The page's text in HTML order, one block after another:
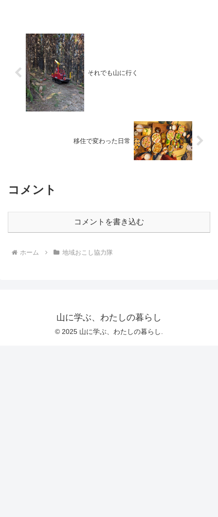
それでも山に行く
移住で変わった日常
コメント
コメントを書き込む
ホーム 地域おこし協力隊
山に学ぶ、わたしの暮らし
© 2025 山に学ぶ、わたしの暮らし.